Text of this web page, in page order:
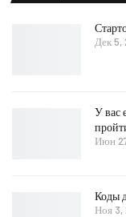
Дек 5,
У вас
Июн
Коды
Ноя 3,